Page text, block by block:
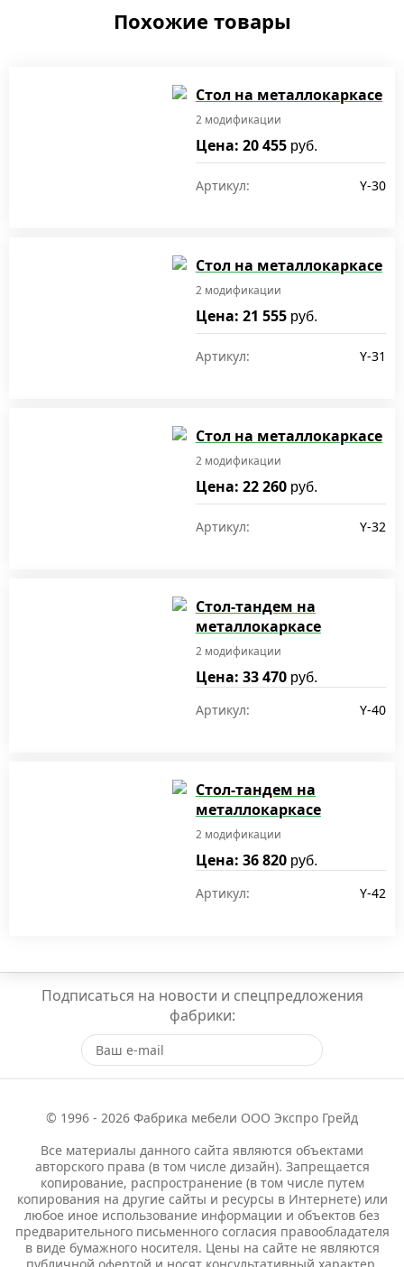
Похожие товары
Стол на металлокаркасе
2 модификации
Цена: 20 455 руб.
Артикул: Y-30
Стол на металлокаркасе
2 модификации
Цена: 21 555 руб.
Артикул: Y-31
Стол на металлокаркасе
2 модификации
Цена: 22 260 руб.
Артикул: Y-32
Стол-тандем на
металлокаркасе
2 модификации
Цена: 33 470 руб.
Артикул: Y-40
Стол-тандем на
металлокаркасе
2 модификации
Цена: 36 820 руб.
Артикул: Y-42
Подписаться на новости и спецпредложения
фабрики:
© 1996 - 2026 Фабрика мебели ООО Экспро Грейд
Все материалы данного сайта являются объектами
авторского права (в том числе дизайн). Запрещается
копирование, распространение (в том числе путем
копирования на другие сайты и ресурсы в Интернете) или
любое иное использование информации и объектов без
предварительного письменного согласия правообладателя
в виде бумажного носителя. Цены на сайте не являются